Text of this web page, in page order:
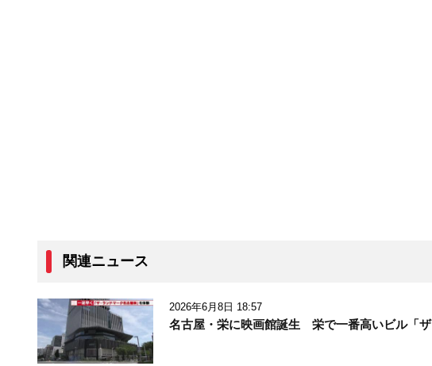
関連ニュース
2026年6月8日 18:57
名古屋・栄に映画館誕生 栄で一番高いビル「